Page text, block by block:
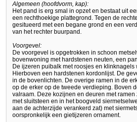
Algemeen (hoofdvorm, kap):
Het pand is erg smal in opzet en bestaat uit
een rechthoekige plattegrond. Tegen de
gesitueerd met een begane grond en een
van het rechter buurpand.
Voorgevel:
De voorgevel is opgetrokken in schoon
bovenwoning met hardstenen neuten, een
De ijzeren puibalk met roosjes en
Hierboven een hardstenen kordonlijst. De
in de bovenlichten. De overige ramen in de
op de erker op de tweede verdieping. Boven
valraam. Deze kozijnen en deuren met
met sluitsteen en in het boogveld
aan de achterzijde verankerd zat) met
oorspronkelijk een gietijzeren ornament.